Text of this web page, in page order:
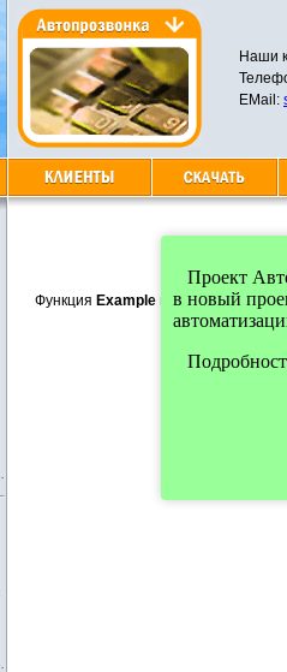
Наши
EMail:
Функция Example используется
Проект
в новый